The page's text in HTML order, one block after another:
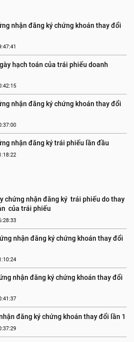
nhận đăng ký chứng khoán thay đổi
hạch toán của trái phiếu doanh
nhận đăng ký chứng khoán thay đổi
nhận đăng ký trái phiếu lần đầu
chứng nhận đăng ký  trái phiếu do thay
của trái phiếu
nhận đăng ký chứng khoán thay đổi
nhận đăng ký chứng khoán thay đổi
đăng ký chứng khoán thay đổi lần 1